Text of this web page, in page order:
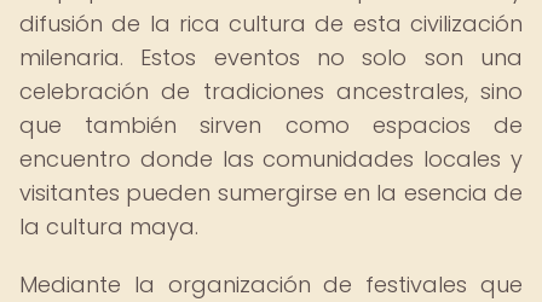
difusión de la rica cultura de esta civilización
milenaria. Estos eventos no solo son una
celebración de tradiciones ancestrales, sino
que también sirven como espacios de
encuentro donde las comunidades locales y
visitantes pueden sumergirse en la esencia de
la cultura maya.
Mediante la organización de festivales que